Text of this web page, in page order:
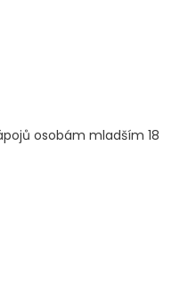
osobám mladším 18